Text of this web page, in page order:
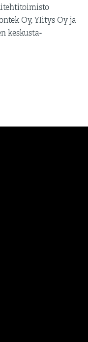
Oy, Ylitys Oy ja
keskusta-